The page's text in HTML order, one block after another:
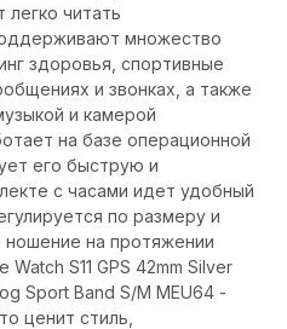
легко читать
множество
здоровья, спортивные
и звонках, а также
и камерой
на базе операционной
его быструю и
с часами идет удобный
по размеру и
на протяжении
S11 GPS 42mm Silver
Sport Band S/M MEU64 -
ценит стиль,